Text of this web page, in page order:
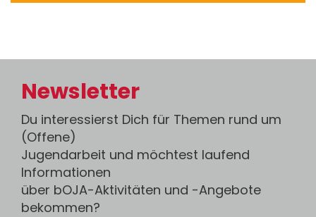
Newsletter
Du interessierst Dich für Themen rund um
(Offene)
Jugendarbeit und möchtest laufend
Informationen
über bOJA-Aktivitäten und -Angebote
bekommen?